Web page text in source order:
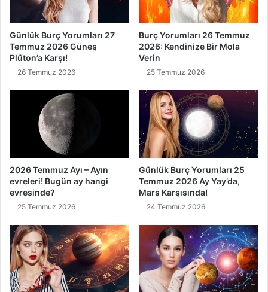
Günlük Burç Yorumları 27
Temmuz 2026 Güneş
Plüton’a Karşı!
26 Temmuz 2026
Burç Yorumları 26 Temmuz
2026: Kendinize Bir Mola
Verin
25 Temmuz 2026
2026 Temmuz Ayı – Ayın
evreleri! Bugün ay hangi
evresinde?
25 Temmuz 2026
Günlük Burç Yorumları 25
Temmuz 2026 Ay Yay’da,
Mars Karşısında!
24 Temmuz 2026